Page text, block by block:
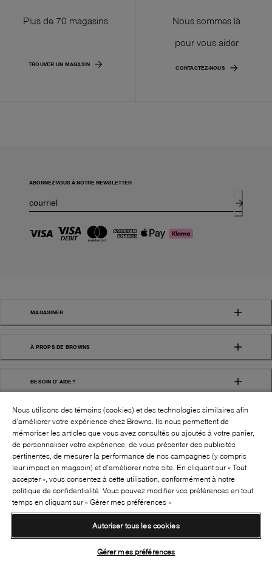
Plus de 70 magasins
TROUVER UN MAGASIN
Nous sommes là
pour vous aider
CONTACTEZ-NOUS
ABONNEZ-VOUS À NOTRE NEWSLETTER
MAGASINER
À PROPS DE BROWNS
BESOIN D' AIDE?
BROWNS SHOES INC. TOUS DROITS
RÉSERVÉS
Conditions générales Politique de confidentialité
Transparence de la chaîne d’approvisionnement
SUIVEZ-NOUS!:
Nous utilisons des témoins (cookies) et des technologies similaires afin
d’améliorer votre expérience chez Browns. Ils nous permettent de
mémoriser les articles que vous avez consultés ou ajoutés à votre panier,
de personnaliser votre expérience, de vous présenter des publicités
pertinentes, de mesurer la performance de nos campagnes (y compris
leur impact en magasin) et d’améliorer notre site. En cliquant sur « Tout
accepter », vous consentez à cette utilisation, conformément à notre
politique de confidentialité. Vous pouvez modifier vos préférences en tout
temps en cliquant sur « Gérer mes préférences »
Autoriser tous les cookies
Gérer mes préférences